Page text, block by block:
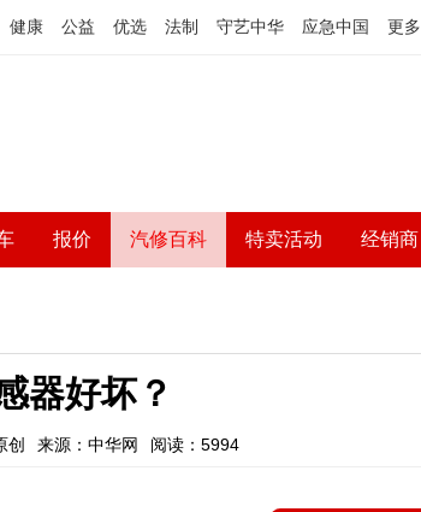
健康 公益 优选 法制 守艺中华 应急中国 更多
报价 汽修百科 特卖活动 经销商
器好坏？
创 来源：中华网 阅读：5994